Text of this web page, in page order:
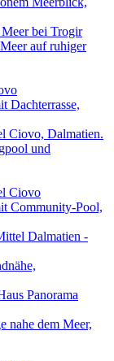
auf ruhiger
Dachterrasse,
und
Community-Pool,
nahe dem Meer,